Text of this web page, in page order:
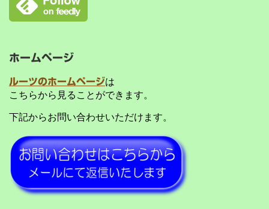
ホームページ
ルーツのホームページは
こちらから見ることができます。
下記からお問い合わせいただけます。